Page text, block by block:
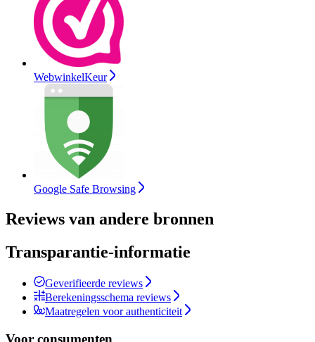
WebwinkelKeur
Google Safe Browsing
Reviews van andere bronnen
Transparantie-informatie
Geverifieerde reviews
Berekeningsschema reviews
Maatregelen voor authenticiteit
Voor consumenten